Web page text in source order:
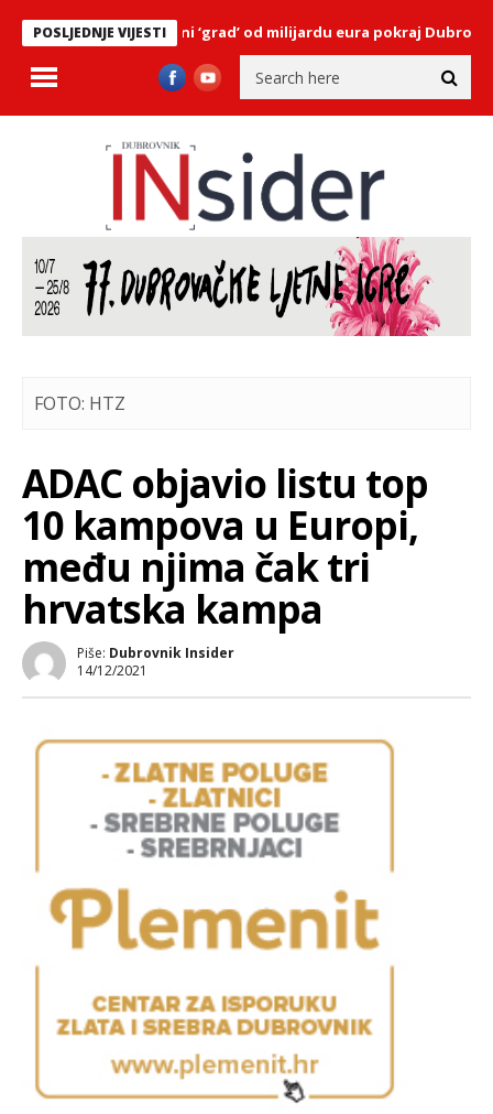
POSLJEDNJE VIJESTI
Grade luksuzni ‘grad’ od milijardu eura pokraj Dubrovnika
FOTO: HTZ
ADAC objavio listu top
10 kampova u Europi,
među njima čak tri
hrvatska kampa
Piše: Dubrovnik Insider
14/12/2021